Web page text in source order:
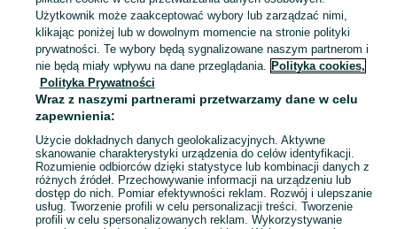
Skorzystaj z największego serwisu ogłoszeniowego - Warszawa i okolice! - kupuj lub sprzedawaj jeszcze wygodniej w kategorii Pozostałe Wypożyczalnia!
Mapa kategorii
Mapa miejscowości
Mapa ministron
Popularne wyszukiwania
Użytkownik może zaakceptować wybory lub zarządzać nimi,
klikając poniżej lub w dowolnym momencie na stronie polityki
prywatności. Te wybory będą sygnalizowane naszym partnerom i
nie będą miały wpływu na dane przeglądania. Polityka cookies,
Polityka Prywatności
Wraz z naszymi partnerami przetwarzamy dane w celu
zapewnienia:
Użycie dokładnych danych geolokalizacyjnych. Aktywne
skanowanie charakterystyki urządzenia do celów identyfikacji.
Rozumienie odbiorców dzięki statystyce lub kombinacji danych z
różnych źródeł. Przechowywanie informacji na urządzeniu lub
dostęp do nich. Pomiar efektywności reklam. Rozwój i ulepszanie
usług. Tworzenie profili w celu personalizacji treści. Tworzenie
profili w celu spersonalizowanych reklam. Wykorzystywanie